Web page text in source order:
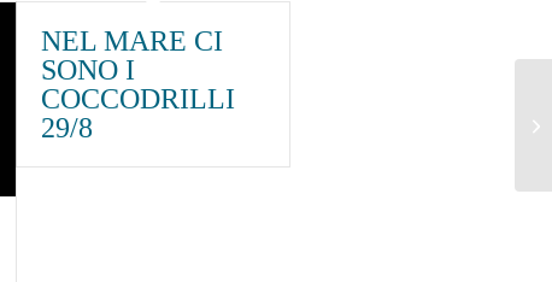
NEL MARE CI
SONO I
COCCODRILLI
29/8